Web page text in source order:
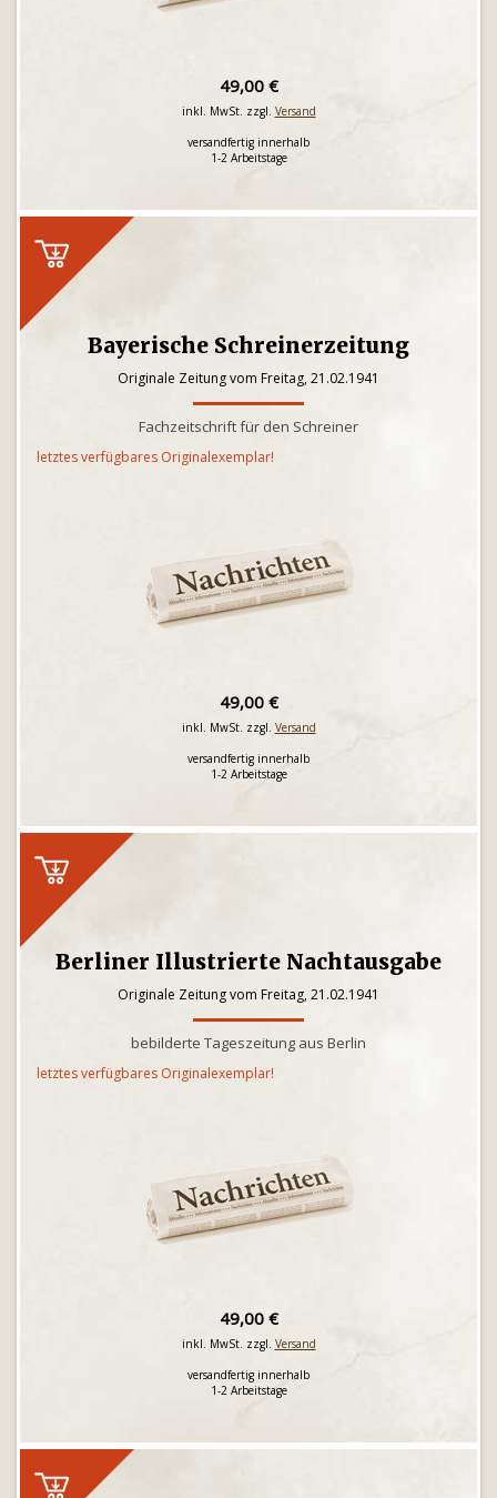
49,00 €
inkl. MwSt. zzgl. Versand
versandfertig innerhalb
1-2 Arbeitstage
Bayerische Schreinerzeitung
Originale Zeitung vom Freitag, 21.02.1941
Fachzeitschrift für den Schreiner
letztes verfügbares Originalexemplar!
49,00 €
inkl. MwSt. zzgl. Versand
versandfertig innerhalb
1-2 Arbeitstage
Berliner Illustrierte Nachtausgabe
Originale Zeitung vom Freitag, 21.02.1941
bebilderte Tageszeitung aus Berlin
letztes verfügbares Originalexemplar!
49,00 €
inkl. MwSt. zzgl. Versand
versandfertig innerhalb
1-2 Arbeitstage